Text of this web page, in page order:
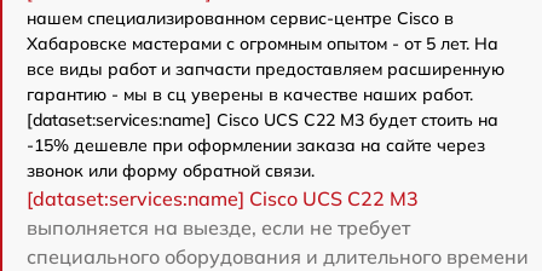
нашем специализированном сервис-центре Cisco в
Хабаровске мастерами с огромным опытом - от 5 лет. На
все виды работ и запчасти предоставляем расширенную
гарантию - мы в сц уверены в качестве наших работ.
[dataset:services:name] Cisco UCS C22 M3 будет стоить на
-15% дешевле при оформлении заказа на сайте через
звонок или форму обратной связи.
[dataset:services:name] Cisco UCS C22 M3
выполняется на выезде, если не требует
специального оборудования и длительного времени